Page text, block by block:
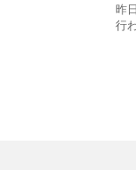
昨
行